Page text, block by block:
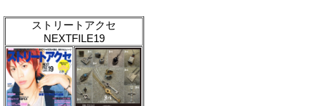
ストリートアクセ
NEXTFILE19